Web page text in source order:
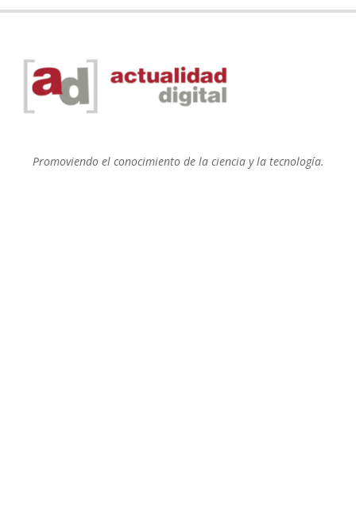
Promoviendo el conocimiento de la ciencia y la tecnología.